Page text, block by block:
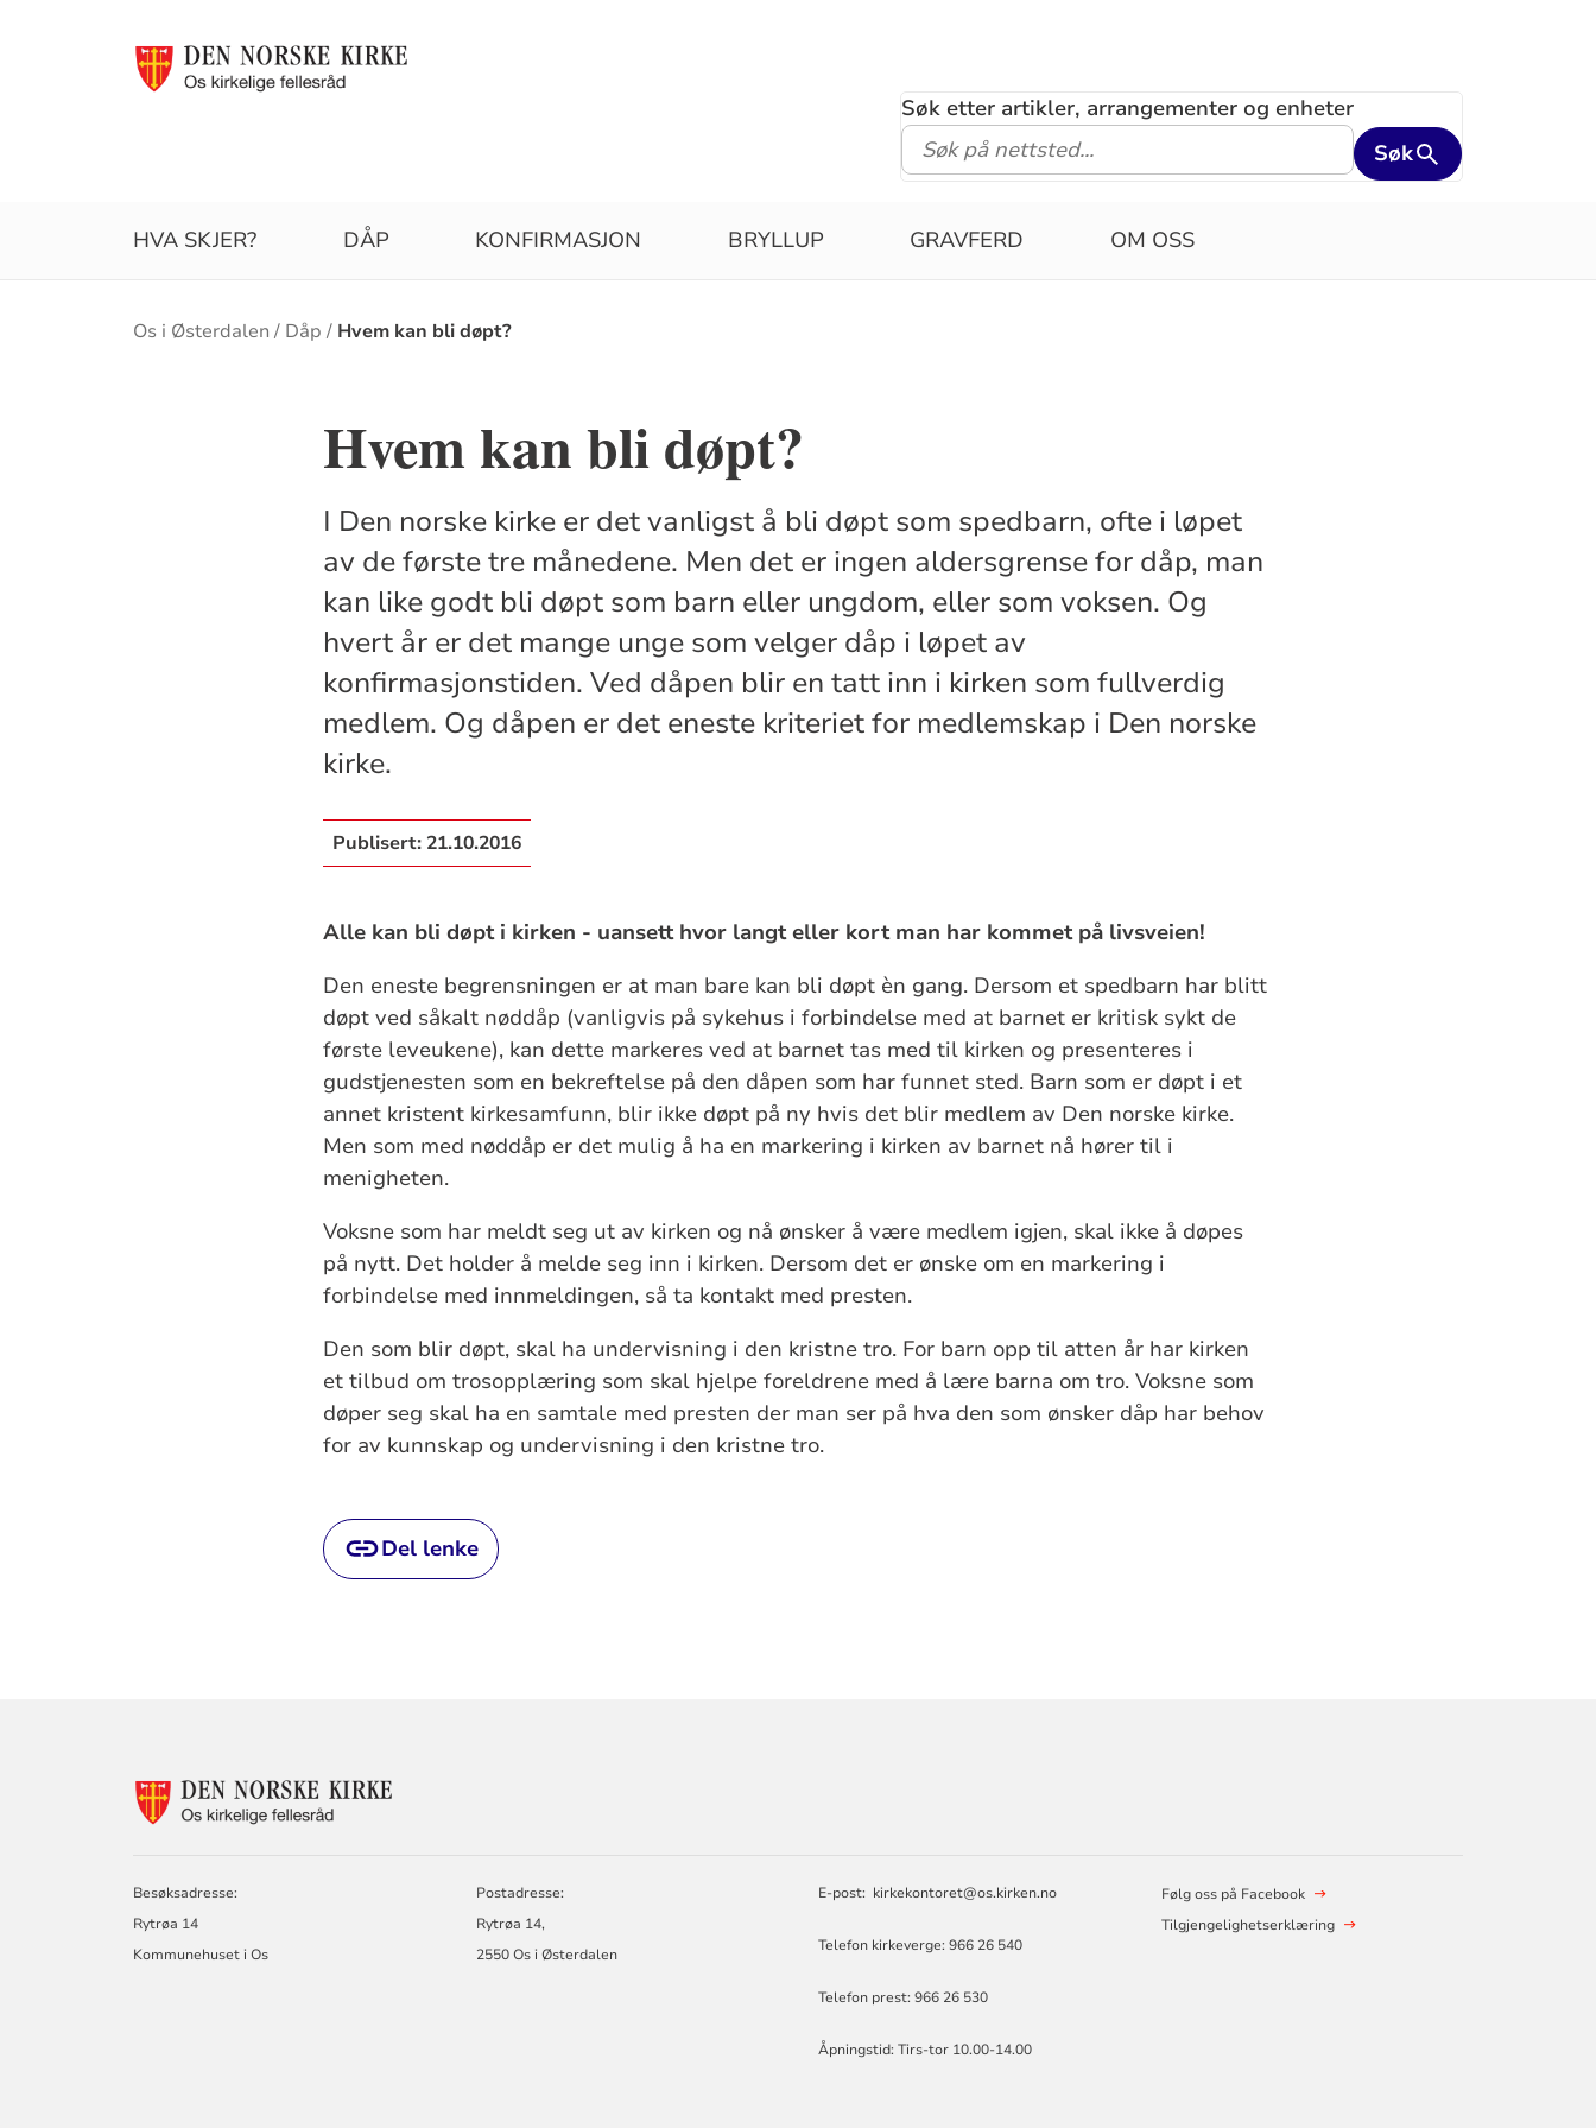
Søk etter artikler, arrangementer og enheter
Søk
HVA SKJER? DÅP KONFIRMASJON BRYLLUP GRAVFERD OM OSS
Brødsmulesti
Os i Østerdalen Dåp Hvem kan bli døpt?
Hvem kan bli døpt?
I Den norske kirke er det vanligst å bli døpt som spedbarn, ofte i løpet
av de første tre månedene. Men det er ingen aldersgrense for dåp, man
kan like godt bli døpt som barn eller ungdom, eller som voksen. Og
hvert år er det mange unge som velger dåp i løpet av
konfirmasjonstiden. Ved dåpen blir en tatt inn i kirken som fullverdig
medlem. Og dåpen er det eneste kriteriet for medlemskap i Den norske
kirke.
Publisert: 21.10.2016
Alle kan bli døpt i kirken - uansett hvor langt eller kort man har kommet på livsveien!
Den eneste begrensningen er at man bare kan bli døpt èn gang. Dersom et spedbarn har blitt
døpt ved såkalt nøddåp (vanligvis på sykehus i forbindelse med at barnet er kritisk sykt de
første leveukene), kan dette markeres ved at barnet tas med til kirken og presenteres i
gudstjenesten som en bekreftelse på den dåpen som har funnet sted. Barn som er døpt i et
annet kristent kirkesamfunn, blir ikke døpt på ny hvis det blir medlem av Den norske kirke.
Men som med nøddåp er det mulig å ha en markering i kirken av barnet nå hører til i
menigheten.
Voksne som har meldt seg ut av kirken og nå ønsker å være medlem igjen, skal ikke å døpes
på nytt. Det holder å melde seg inn i kirken. Dersom det er ønske om en markering i
forbindelse med innmeldingen, så ta kontakt med presten.
Den som blir døpt, skal ha undervisning i den kristne tro. For barn opp til atten år har kirken
et tilbud om trosopplæring som skal hjelpe foreldrene med å lære barna om tro. Voksne som
døper seg skal ha en samtale med presten der man ser på hva den som ønsker dåp har behov
for av kunnskap og undervisning i den kristne tro.
Del lenke
Besøksadresse:
Rytrøa 14
Kommunehuset i Os
Postadresse:
Rytrøa 14,
2550 Os i Østerdalen
E-post: kirkekontoret@os.kirken.no
Telefon kirkeverge: 966 26 540
Telefon prest: 966 26 530
Åpningstid: Tirs-tor 10.00-14.00
Følg oss på Facebook
Tilgjengelighetserklæring